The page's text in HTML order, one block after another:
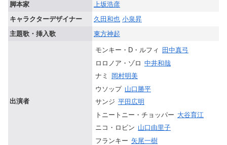
脚本家
上坂浩彦
キャラクターデザイナー
久田和也 小泉昇
主題歌・挿入歌
東方神起
出演者
モンキー・D・ルフィ
田中真弓
ロロノア・ゾロ 中井和哉
ナミ
岡村明美
ウソップ 山口勝平
サンジ 平田広明
トニートニー・チョッパー 大谷育江
ニコ・ロビン 山口由里子
フランキー 矢尾一樹